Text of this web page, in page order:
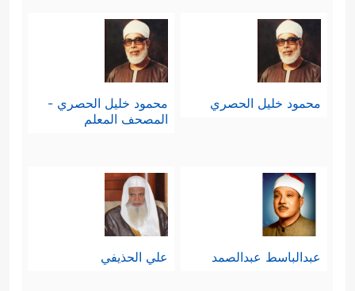
محمود خليل الحصري
محمود خليل الحصري -
المصحف المعلم
عبدالباسط عبدالصمد علي الحذيفي